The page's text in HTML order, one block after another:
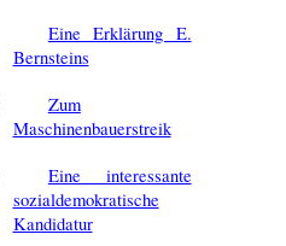
Eine Erklärung E.
Bernsteins
Zum
Maschinenbauerstreik
Eine interessante
sozialdemokratische
Kandidatur